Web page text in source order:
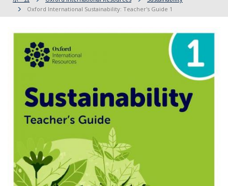
Oxford International Sustainability: Teacher's Guide 1